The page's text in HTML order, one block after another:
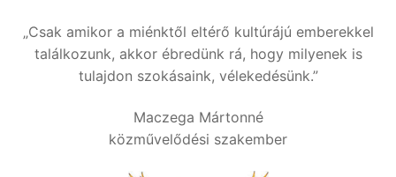
„Csak amikor a miénktől eltérő kultúrájú emberekkel
találkozunk, akkor ébredünk rá, hogy milyenek is
tulajdon szokásaink, vélekedésünk.”
Maczega Mártonné
közművelődési szakember